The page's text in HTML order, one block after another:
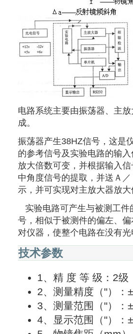
电路系统主要由振荡器、主
成。
振荡器产生38HZ信号，这是
的参考信号及实验电路的输
放大倍数可变，并根据输入
中角度信号的提取，并送Ａ
示，并可实现对主放大器放
实验电路可产生与被测工件
号，相似于被测件的偏左、
对仪器，使整个电路在没有
技术参数
1、精 度 等 级：2级
2、测量精度（"）：
3、测量范围（"）：
4、显示范围（"）：